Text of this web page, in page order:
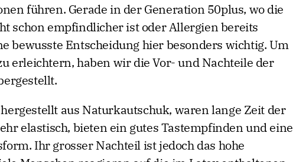
führen. Gerade in der Generation 50plus, wo die
schon empfindlicher ist oder Allergien bereits
bewusste Entscheidung hier besonders wichtig. Um
erleichtern, haben wir die Vor- und Nachteile der
aus Naturkautschuk, waren lange Zeit der
elastisch, bieten ein gutes Tastempfinden und eine
Ihr grosser Nachteil ist jedoch das hohe